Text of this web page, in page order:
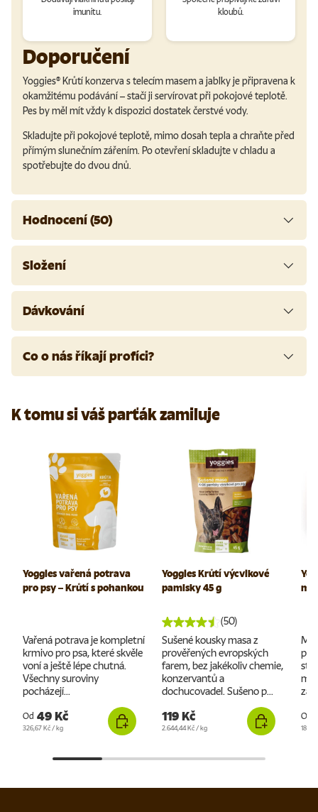
imunitu.
kloubů.
Doporučení
Yoggies® Krůtí konzerva s telecím masem a jablky je připravena k
okamžitému podávání – stačí ji servírovat při pokojové teplotě.
Pes by měl mít vždy k dispozici dostatek čerstvé vody.
Skladujte při pokojové teplotě, mimo dosah tepla a chraňte před
přímým slunečním zářením. Po otevření skladujte v chladu a
spotřebujte do dvou dnů.
Hodnocení (50)
Složení
Dávkování
Co o nás říkají profíci?
K tomu si váš parťák zamiluje
Yoggies vařená potrava
pro psy – Krůtí s pohankou
Vařená potrava je kompletní
krmivo pro psa, které skvěle
voní a ještě lépe chutná.
Všechny suroviny
pocházejí...
Od 49 Kč
Cena za jednotku
326,67 Kč/kg
Yoggies Krůtí výcvikové
pamlsky 45 g
(50)
Sušené kousky masa z
prověřených evropských
farem, bez jakékoliv chemie,
konzervantů a
dochucovadel. Sušeno p...
119 Kč
Cena za jednotku
2.644,44 Kč/kg
pro
Od
Cena